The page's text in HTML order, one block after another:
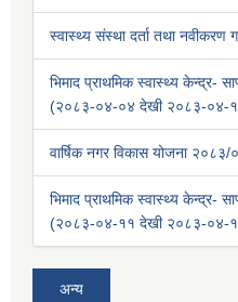
स्वास्थ्य संस्था दर्ता तथा नवीकरण
भिमाद प्राथमिक स्वास्थ्य केन्द्र-
(२०८३-०४-०४ देखी २०८३-०४-
वार्षिक नगर विकास योजना २०८३/
भिमाद प्राथमिक स्वास्थ्य केन्द्र-
(२०८३-०४-११ देखी २०८३-०४-
अन्य